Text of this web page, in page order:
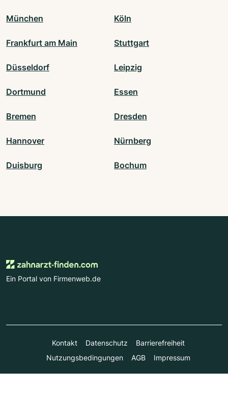
München Köln
Frankfurt am Main Stuttgart
Düsseldorf Leipzig
Dortmund Essen
Bremen Dresden
Hannover Nürnberg
Duisburg Bochum
Ein Portal von Firmenweb.de
Kontakt Datenschutz
Barrierefreiheit
Nutzungsbedingungen
AGB Impressum